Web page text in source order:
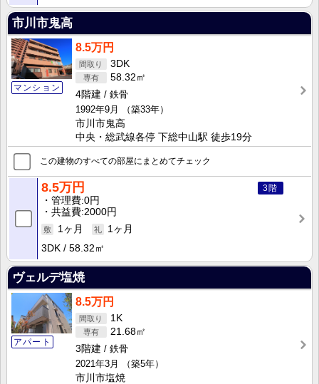
市川市鬼高
マンション
8.5万円
3DK
58.32㎡
4階建
鉄骨
1992年9月
（築33年）
市川市鬼高
中央・総武線各停 下総中山駅 徒歩19分
この建物のすべての部屋にまとめてチェック
3階
8.5万円
管理費 0円
共益費 2000円
1ヶ月
1ヶ月
3DK
58.32㎡
ヴェルデ塩焼
アパート
8.5万円
1K
21.68㎡
3階建
鉄骨
2021年3月
（築5年）
市川市塩焼